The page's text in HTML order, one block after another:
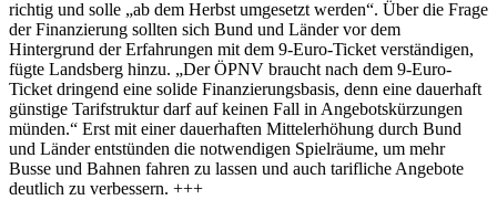
richtig und solle „ab dem Herbst umgesetzt werden“. Über die Frage
der Finanzierung sollten sich Bund und Länder vor dem
Hintergrund der Erfahrungen mit dem 9-Euro-Ticket verständigen,
fügte Landsberg hinzu. „Der ÖPNV braucht nach dem 9-Euro-
Ticket dringend eine solide Finanzierungsbasis, denn eine dauerhaft
günstige Tarifstruktur darf auf keinen Fall in Angebotskürzungen
münden.“ Erst mit einer dauerhaften Mittelerhöhung durch Bund
und Länder entstünden die notwendigen Spielräume, um mehr
Busse und Bahnen fahren zu lassen und auch tarifliche Angebote
deutlich zu verbessern. +++